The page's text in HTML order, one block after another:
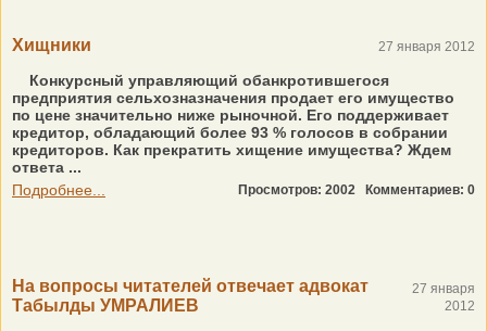
Хищники 27 января 2012
Конкурсный управляющий обанкротившегося
предприятия сельхозназначения продает его имущество
по цене значительно ниже рыночной. Его поддерживает
кредитор, обладающий более 93 % голосов в собрании
кредиторов. Как прекратить хищение имущества? Ждем
ответа ...
Подробнее...
Просмотров: 2002 Комментариев: 0
На вопросы читателей отвечает адвокат
Табылды УМРАЛИЕВ
27 января
2012